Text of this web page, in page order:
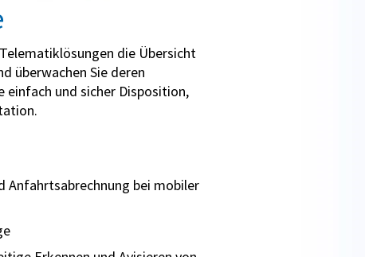
die Übersicht
überwachen Sie deren
einfach und sicher Disposition,
Anfahrtsabrechnung bei mobiler